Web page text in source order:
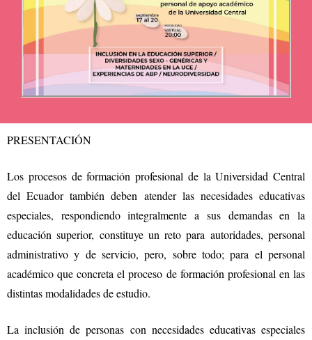
PRESENTACIÓN
Los procesos de formación profesional de la Universidad Central
del Ecuador también deben atender las necesidades educativas
especiales, respondiendo integralmente a sus demandas en la
educación superior, constituye un reto para autoridades, personal
administrativo y de servicio, pero, sobre todo; para el personal
académico que concreta el proceso de formación profesional en las
distintas modalidades de estudio.
La inclusión de personas con necesidades educativas especiales